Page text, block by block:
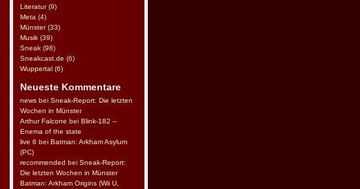
Literatur(9)
Meta (4)
Münster(33)
Musik (39)
Sneak (98)
Sneakcast.de (6)
Wuppertal (6)
Neueste Kommentare
news bei Sneak-Report: Die letzten
Wochen in Münster
Arthur Falcone bei Blink-182 –
Enema of the state
live 6 bei Batman: Arkham Asylum
(PC)
recommended bei Sneak-Report:
Die letzten Wochen in Münster
Batman: Arkham Origins (Wii U,